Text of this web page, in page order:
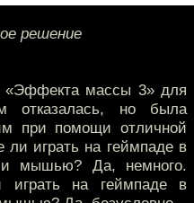
решение
«Эффекта массы 3» для
отказалась, но была
при помощи отличной
ли играть на геймпаде в
и мышью? Да, немного.
играть на геймпаде в